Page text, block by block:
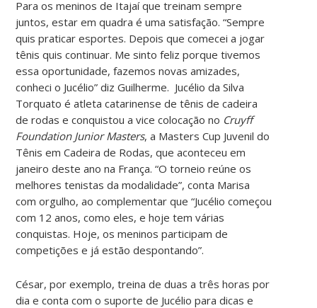
Para os meninos de Itajaí que treinam sempre
juntos, estar em quadra é uma satisfação. “Sempre
quis praticar esportes. Depois que comecei a jogar
tênis quis continuar. Me sinto feliz porque tivemos
essa oportunidade, fazemos novas amizades,
conheci o Jucélio” diz Guilherme. Jucélio da Silva
Torquato é atleta catarinense de tênis de cadeira
de rodas e conquistou a vice colocação no Cruyff
Foundation Junior Masters, a Masters Cup Juvenil do
Tênis em Cadeira de Rodas, que aconteceu em
janeiro deste ano na França. “O torneio reúne os
melhores tenistas da modalidade”, conta Marisa
com orgulho, ao complementar que “Jucélio começou
com 12 anos, como eles, e hoje tem várias
conquistas. Hoje, os meninos participam de
competições e já estão despontando”.
César, por exemplo, treina de duas a três horas por
dia e conta com o suporte de Jucélio para dicas e